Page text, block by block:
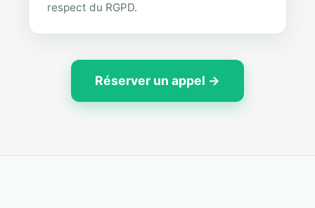
respect du RGPD.
Réserver un appel →